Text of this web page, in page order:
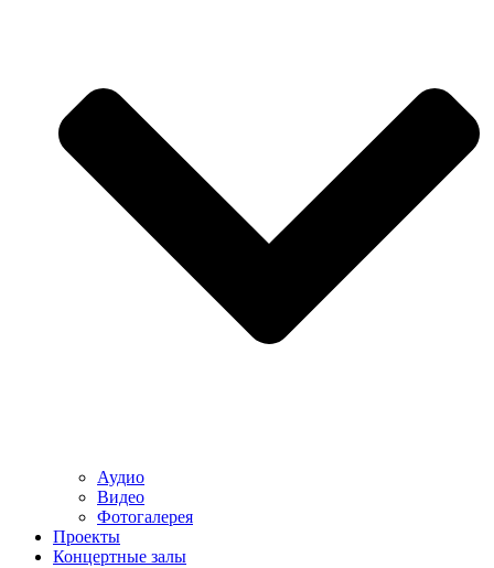
Аудио
Видео
Фотогалерея
Проекты
Концертные залы